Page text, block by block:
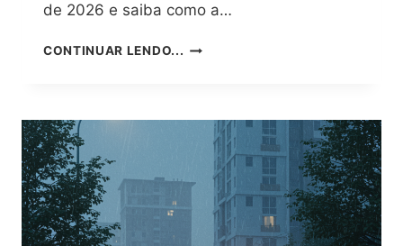
de 2026 e saiba como a…
CONTINUAR LENDO... COMO
PODE
IMPACTAR
LOCAÇÃO
IMÓVEIS